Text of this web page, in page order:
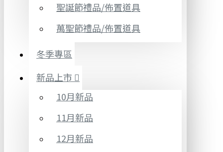
聖誕節禮品/佈置道具
萬聖節禮品/佈置道具
冬季專區
新品上市
10月新品
11月新品
12月新品